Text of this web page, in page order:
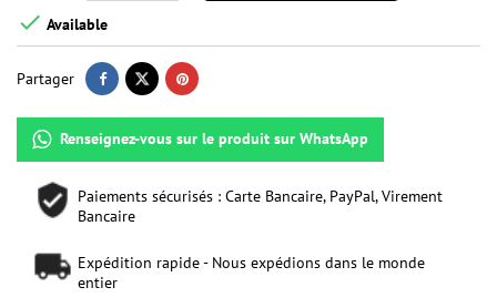
 Available
Partager
Renseignez-vous sur le produit sur WhatsApp
Paiements sécurisés : Carte Bancaire, PayPal, Virement
Bancaire
Expédition rapide - Nous expédions dans le monde
entier